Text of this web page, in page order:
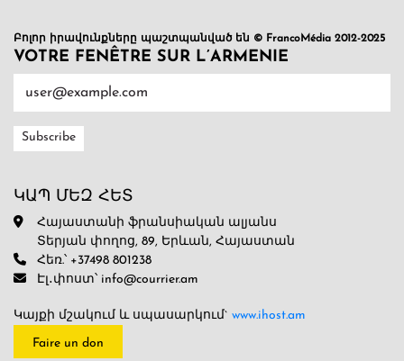
Բոլոր իրավունքները պաշտպանված են © FrancoMédia 2012-2025
VOTRE FENÊTRE SUR L’ARMENIE
ԿԱՊ ՄԵԶ ՀԵՏ
Հայաստանի ֆրանսիական ալյանս
Տերյան փողոց, 89, Երևան, Հայաստան
Հեռ.՝ +37498 801238
Էլ․փոստ՝ info@courrier.am
Կայքի մշակում և սպասարկում` www.ihost.am
Faire un don